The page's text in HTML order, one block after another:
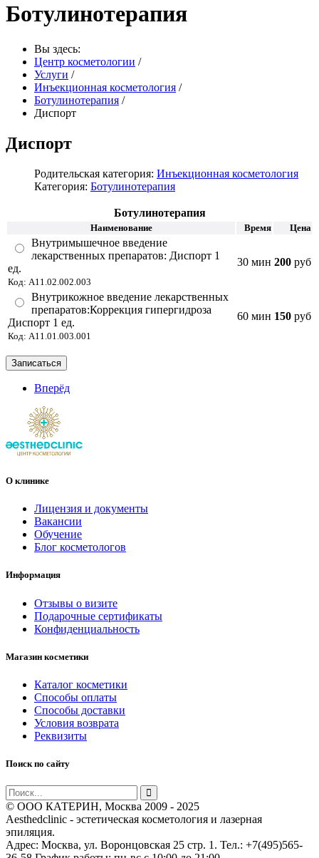
Ботулинотерапия
Вы здесь:
Центр косметологии /
Услуги /
Инъекционная косметология /
Ботулинотерапия /
Диспорт
Диспорт
Родительская категория: Инъекционная косметология
Категория: Ботулинотерапия
Ботулинотерапия
Наименование Время Цена
Внутримышечное введение
лекарственных препаратов: Диспорт 1
ед.
Код: A11.02.002.003
30 мин 200 руб
Внутрикожное введение лекарственных
препаратов:Коррекция гипергидроза
Диспорт 1 ед.
Код: A11.01.003.001
60 мин 150 руб
Записаться
Вперёд
О клинике
Лицензия и документы
Вакансии
Обучение
Блог косметологов
Информация
Отзывы о визите
Подарочные сертификаты
Конфиденциальность
Магазин косметики
Каталог косметики
Способы оплаты
Способы доставки
Условия возврата
Реквизиты
Поиск по сайту
© ООО КАТЕРИН, Москва 2009 - 2025
Aesthedclinic - эстетическая косметология и лазерная
эпиляция.
Адрес: Москва, ул. Воронцовская 25 стр. 1. Тел.: +7(495)565-